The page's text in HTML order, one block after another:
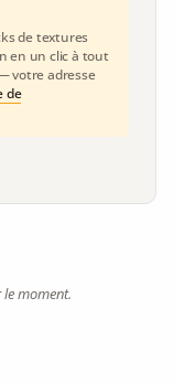
de textures
en un clic à tout
votre adresse
de
moment.